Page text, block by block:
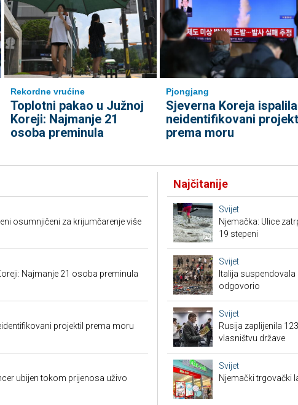
Rekordne vrućine
Toplotni pakao u Južnoj
Koreji: Najmanje 21
osoba preminula
Pjongjang
Sjeverna Koreja ispalila
neidentifikovani
prema moru
osumnjičeni za krijumčarenje više
Najmanje 21 osoba preminula
projektil prema moru
ubijen tokom prijenosa uživo
Najčitanije
Svijet
Njemačka: Ulice
19 stepeni
Svijet
Italija
odgovorio
Svijet
Rusija zaplijenila
vlasništvu države
Svijet
Njemački trgovački